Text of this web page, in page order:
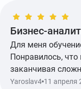
Показать ещё
Бизнес-
Для меня
Понравилось,
заканчивая
Yaroslav4 11 апреля